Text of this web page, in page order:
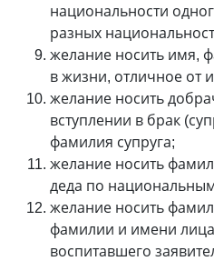
национальности
разных
желание носить имя,
в жизни, отличное от
желание носить
вступлении в брак
фамилия супруга;
желание носить
деда по
желание носить
фамилии и имени
воспитавшего